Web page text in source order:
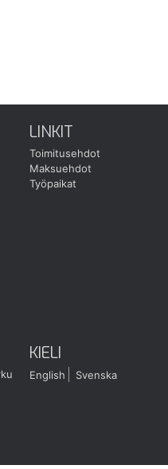
LINKIT
Toimitusehdot
Maksuehdot
Työpaikat
KIELI
English Svenska